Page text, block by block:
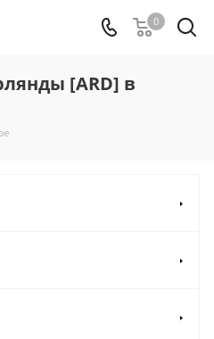
0
[ARD] в